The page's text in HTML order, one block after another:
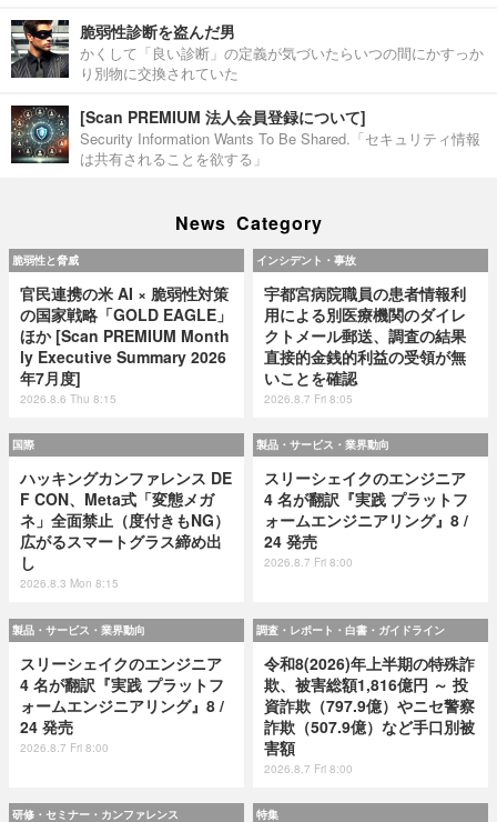
脆弱性診断を盗んだ男
かくして「良い診断」の定義が気づいたらいつの間にかすっか
り別物に交換されていた
[Scan PREMIUM 法人会員登録について]
Security Information Wants To Be Shared.「セキュリティ情報
は共有されることを欲する」
News Category
脆弱性と脅威
官民連携の米 AI × 脆弱性対策
の国家戦略「GOLD EAGLE」
ほか [Scan PREMIUM Month
ly Executive Summary 2026
年7月度]
2026.8.6 Thu 8:15
インシデント・事故
宇都宮病院職員の患者情報利
用による別医療機関のダイレ
クトメール郵送、調査の結果
直接的金銭的利益の受領が無
いことを確認
2026.8.7 Fri 8:05
国際
ハッキングカンファレンス DE
F CON、Meta式「変態メガ
ネ」全面禁止（度付きもNG）
広がるスマートグラス締め出
し
2026.8.3 Mon 8:15
製品・サービス・業界動向
スリーシェイクのエンジニア
4 名が翻訳『実践 プラットフ
ォームエンジニアリング』8 /
24 発売
2026.8.7 Fri 8:00
製品・サービス・業界動向
スリーシェイクのエンジニア
4 名が翻訳『実践 プラットフ
ォームエンジニアリング』8 /
24 発売
2026.8.7 Fri 8:00
調査・レポート・白書・ガイドライン
令和8(2026)年上半期の特殊詐
欺、被害総額1,816億円 ～ 投
資詐欺（797.9億）やニセ警察
詐欺（507.9億）など手口別被
害額
2026.8.7 Fri 8:00
研修・セミナー・カンファレンス 特集